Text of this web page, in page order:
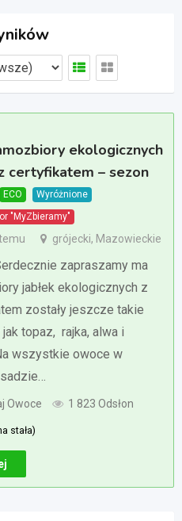
ekologicznych
certyfikatem – sezon
ECO
Wyróżnione
"MyZbieramy"
grójecki, Mazowieckie
zapraszamy ma
jabłek ekologicznych z
zostały jeszcze takie
topaz, rajka, alwa i
wszystkie owoce w
Owoce 1 823 Odsłon
stała)